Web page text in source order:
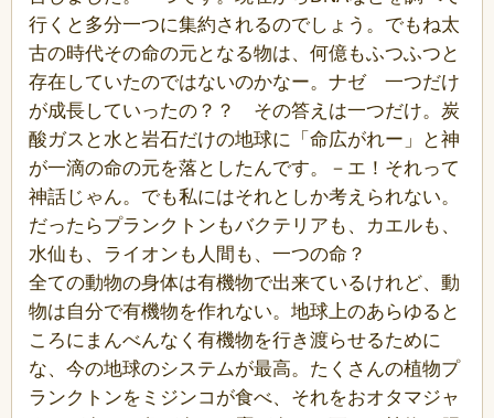
行くと多分一つに集約されるのでしょう。でもね太
古の時代その命の元となる物は、何億もふつふつと
存在していたのではないのかなー。ナゼ 一つだけ
が成長していったの？？ その答えは一つだけ。炭
酸ガスと水と岩石だけの地球に「命広がれー」と神
が一滴の命の元を落としたんです。－エ！それって
神話じゃん。でも私にはそれとしか考えられない。
だったらプランクトンもバクテリアも、カエルも、
水仙も、ライオンも人間も、一つの命？
全ての動物の身体は有機物で出来ているけれど、動
物は自分で有機物を作れない。地球上のあらゆると
ころにまんべんなく有機物を行き渡らせるために
な、今の地球のシステムが最高。たくさんの植物プ
ランクトンをミジンコが食べ、それをおオタマジャ